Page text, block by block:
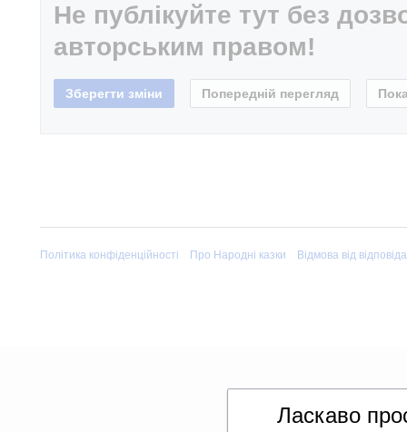
Не публікуйте тут без
авторським правом!
Політика конфіденційності Про Народні казки Відмова від
Ласкаво